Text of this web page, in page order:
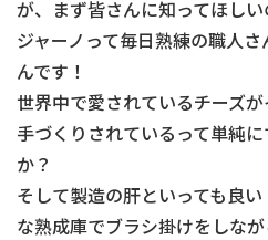
が、まず皆さんに知ってほし
ジャーノって毎日熟練の職人
んです！
世界中で愛されているチーズ
手づくりされているって単純
か？
そして製造の肝といっても良
な熟成庫でブラシ掛けをしな